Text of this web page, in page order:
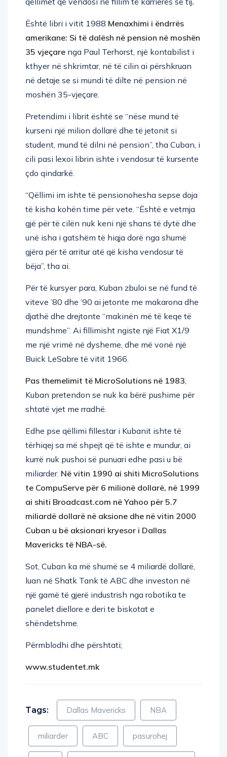
Është libri i vitit 1988 Menaxhimi i ëndrrës
amerikane: Si të dalësh në pension në moshën
35 vjeçare nga Paul Terhorst, një kontabilist i
kthyer në shkrimtar, në të cilin ai përshkruan
në detaje se si mundi të dilte në pension në
moshën 35-vjeçare.
Pretendimi i librit është se “nëse mund të
kurseni një milion dollarë dhe të jetonit si
student, mund të dilni në pension”, tha Cuban, i
cili pasi lexoi librin ishte i vendosur të kursente
çdo qindarkë.
“Qëllimi im ishte të pensionohesha sepse doja
të kisha kohën time për vete. “Është e vetmja
gjë për të cilën nuk keni një shans të dytë dhe
unë isha i gatshëm të hiqja dorë nga shumë
gjëra për të arritur atë që kisha vendosur të
bëja”, tha ai.
Për të kursyer para, Kuban zbuloi se në fund të
viteve ’80 dhe ’90 ai jetonte me makarona dhe
djathë dhe drejtonte “makinën më të keqe të
mundshme”. Ai fillimisht ngiste një Fiat X1/9
me një vrimë në dysheme, dhe më vonë një
Buick LeSabre të vitit 1966.
Pas themelimit të MicroSolutions në 1983
Kuban pretendon se nuk ka bërë pushime për
shtatë vjet me rradhë.
Edhe pse qëllimi fillestar i Kubanit ishte të
tërhiqej sa më shpejt që të ishte e mundur, ai
kurrë nuk pushoi së punuari edhe pasi u bë
miliarder. Në vitin 1990 ai shiti MicroSolutions
te CompuServe për 6 milionë dollarë, në 1999
ai shiti Broadcast.com në Yahoo për 5.7
miliardë dollarë në aksione dhe në vitin 2000
Cuban u bë aksionari kryesor i Dallas
Mavericks të NBA-së.
Sot, Cuban ka më shumë se 4 miliardë dollarë,
luan në Shatk Tank të ABC dhe investon në
një gamë të gjerë industrish nga robotika te
panelet diellore e deri te biskotat e
shëndetshme.
Përmblodhi dhe përshtati;
www.studentet.mk
Tags: Dallas Mavericks NBA
miliarder ABC pasurohej